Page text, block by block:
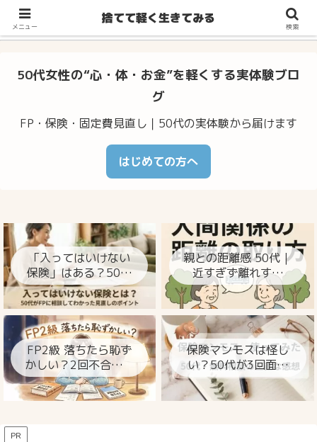
不安・体調のゆらぎ・お金の心配…50代からの暮らしをラクに整え
るヒント
50代女性の“心・体・お金”を軽くする実体験ブロ
グ
FP・保険・固定費見直し｜50代の実体験から届けます
はじめての方へ
「入ってはいけない
保険」はある？50代
がFPに相談してわか
った見直しのポイン
ト
親との距離感 50代｜
近すぎず離れすぎ
ず、心が楽になる整
FP2級 落ちたら恥ず
かしい？2回不合格の
私が今思うこと
保険マンモスは怪し
い？50代が3回面談
して分かった本当の
ところ
PR
メニュー
捨てて軽く生きてみる
検索